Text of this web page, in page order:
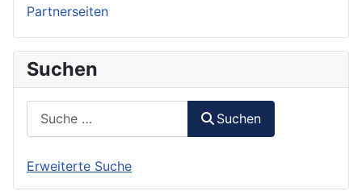
Partnerseiten
Suchen
Suchen
Erweiterte Suche